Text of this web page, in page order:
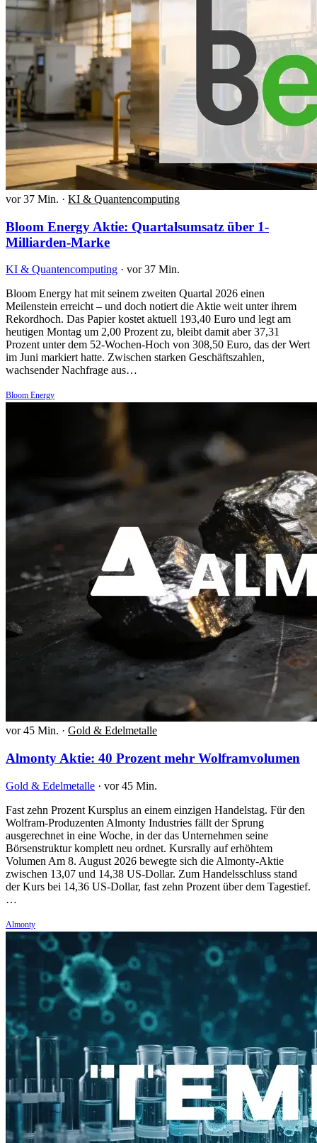
vor 37 Min. · KI & Quantencomputing
Bloom Energy Aktie: Quartalsumsatz über 1-
Milliarden-Marke
KI & Quantencomputing · vor 37 Min.
Bloom Energy hat mit seinem zweiten Quartal 2026 einen
Meilenstein erreicht – und doch notiert die Aktie weit unter ihrem
Rekordhoch. Das Papier kostet aktuell 193,40 Euro und legt am
heutigen Montag um 2,00 Prozent zu, bleibt damit aber 37,31
Prozent unter dem 52-Wochen-Hoch von 308,50 Euro, das der Wert
im Juni markiert hatte. Zwischen starken Geschäftszahlen,
wachsender Nachfrage aus…
Bloom Energy
vor 45 Min. · Gold & Edelmetalle
Almonty Aktie: 40 Prozent mehr Wolframvolumen
Gold & Edelmetalle · vor 45 Min.
Fast zehn Prozent Kursplus an einem einzigen Handelstag. Für den
Wolfram-Produzenten Almonty Industries fällt der Sprung
ausgerechnet in eine Woche, in der das Unternehmen seine
Börsenstruktur komplett neu ordnet. Kursrally auf erhöhtem
Volumen Am 8. August 2026 bewegte sich die Almonty-Aktie
zwischen 13,07 und 14,38 US-Dollar. Zum Handelsschluss stand
der Kurs bei 14,36 US-Dollar, fast zehn Prozent über dem Tagestief.
…
Almonty